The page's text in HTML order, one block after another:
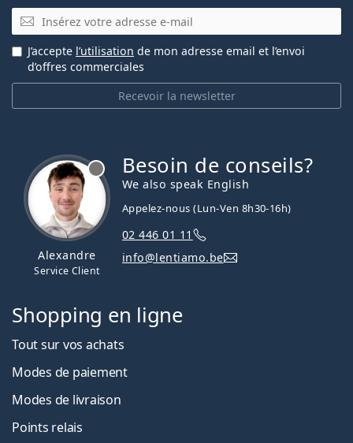
E-mail
Recevoir la newsletter
J’accepte l’utilisation de mon adresse email et l’envoi
d’offres commerciales
Alexandre
Service Client
Besoin de conseils?
We also speak English
Appelez-nous (Lun-Ven 8h30-16h)
02 446 01 11
info@lentiamo.be
Shopping en ligne
Tout sur vos achats
Modes de paiement
Modes de livraison
Points relais